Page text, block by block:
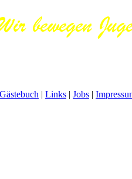
Gästebuch | Links | Jobs |